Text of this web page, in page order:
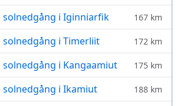
solnedgång i Iginniarfik 167 km
i Timerliit 172 km
i Kangaamiut 175 km
i Ikamiut 188 km